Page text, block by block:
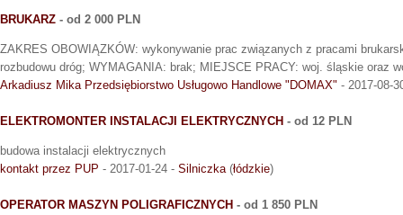
BRUKARZ - od 2 000 PLN
ZAKRES OBOWIĄZKÓW: wykonywanie prac związanych z pracami
rozbudowu dróg; WYMAGANIA: brak; MIEJSCE PRACY: woj. śląskie oraz
Arkadiusz Mika Przedsiębiorstwo Usługowo Handlowe "DOMAX" - 2017-08-
ELEKTROMONTER INSTALACJI ELEKTRYCZNYCH - od 12 PLN
budowa instalacji elektrycznych
kontakt przez PUP - 2017-01-24 - Silniczka (łódzkie)
OPERATOR MASZYN POLIGRAFICZNYCH - od 1 850 PLN